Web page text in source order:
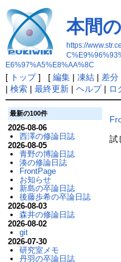
本間
https://
E6%97%A5%E8%AA%8C
[ トップ] [ 編集| 凍結| 差分
| 検索| 最終更新| ヘルプ| ロ
試
最新の100件
2026-08-06
西澤の修論日誌
2026-08-05
青野の博論日誌
湊の修論日誌
FrontPage
お知らせ
新島の卒論日誌
後藤歩希の卒論日誌
2026-08-03
森井の修論日誌
2026-08-02
git
2026-07-30
研究室メモ
丹羽の卒論日誌